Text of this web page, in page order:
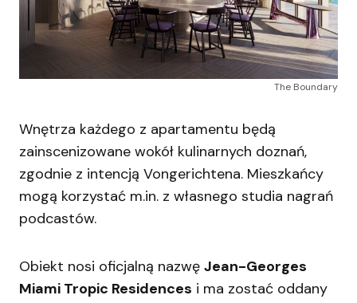
The Boundary
Wnętrza każdego z apartamentu będą
zainscenizowane wokół kulinarnych doznań,
zgodnie z intencją Vongerichtena. Mieszkańcy
mogą korzystać m.in. z własnego studia nagrań
podcastów.
Obiekt nosi oficjalną nazwę Jean-Georges
Miami Tropic Residences i ma zostać oddany